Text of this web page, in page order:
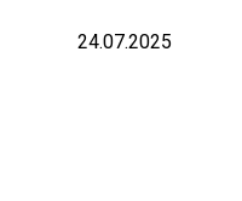
24.07.2025